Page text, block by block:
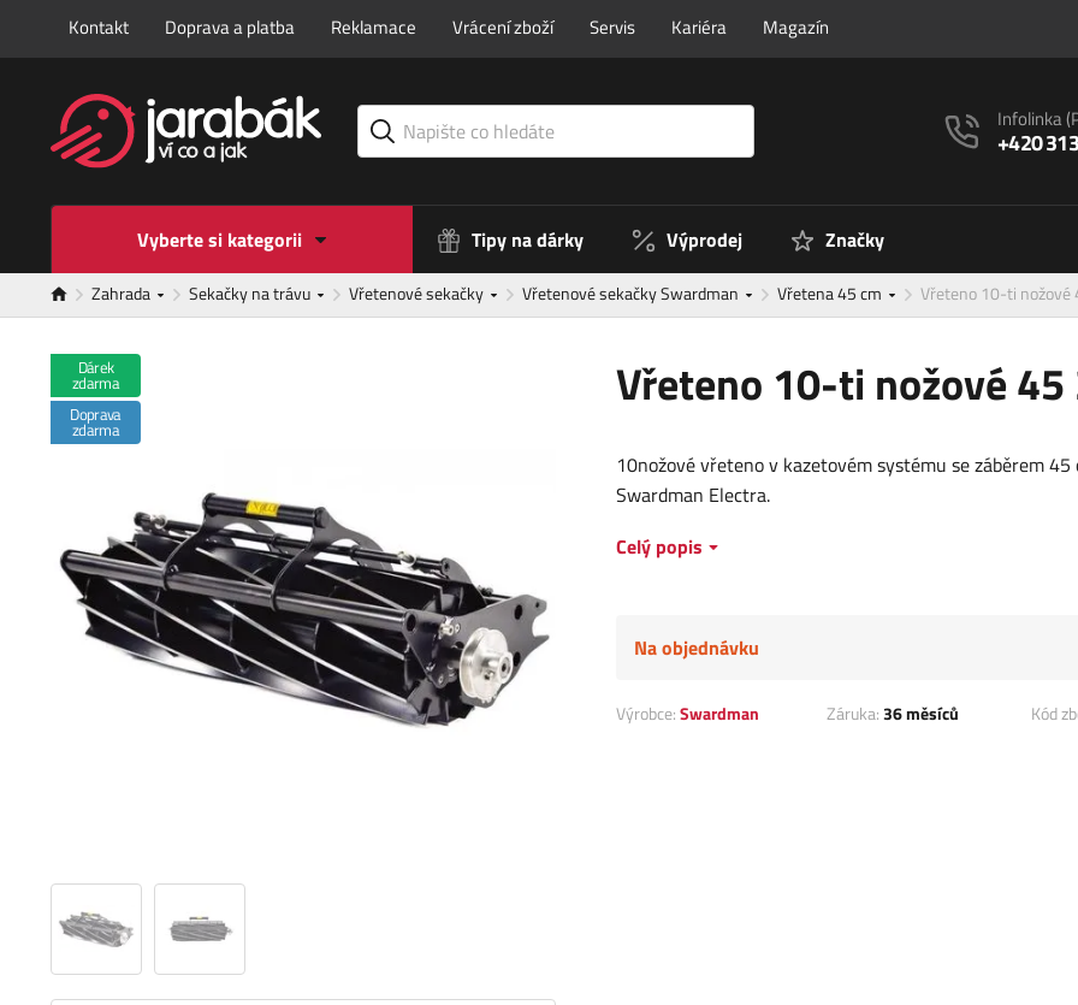
Kontakt Doprava a platba Reklamace Vrácení zboží Servis Kariéra Magazín
Infolinka
+420
Vyberte si kategorii Tipy na dárky Výprodej Značky
Zahrada Sekačky na trávu Vřetenové sekačky Vřetenové sekačky Swardman Vřetena 45 cm Vřeteno 10-ti nožové
Vřeteno 10-ti nožové
Dárek
zdarma
Doprava
zdarma
10nožové vřeteno v kazetovém systému se záběrem 45
Swardman Electra.
Celý popis
Na objednávku
Výrobce:Swardman Záruka:36 měsíců Kód